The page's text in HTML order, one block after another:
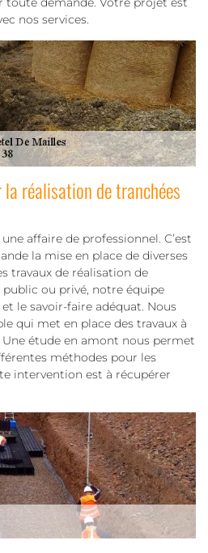
nos services.
la réalisation de tranchées
affaire de professionnel. C’est
la mise en place de diverses
travaux de réalisation de
ou privé, notre équipe
le savoir-faire adéquat. Nous
qui met en place des travaux à
étude en amont nous permet
méthodes pour les
intervention est à récupérer